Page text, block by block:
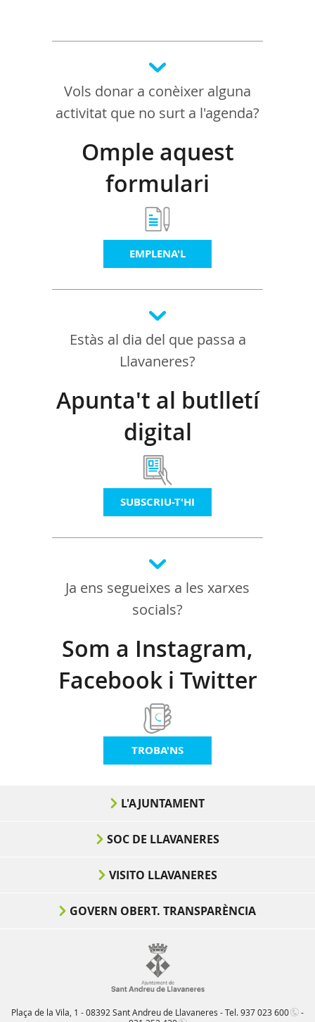
Vols donar a conèixer alguna
activitat que no surt a l'agenda?
Omple aquest
formulari
EMPLENA'L
Estàs al dia del que passa a
Llavaneres?
Apunta't al butlletí
digital
SUBSCRIU-T'HI
Ja ens segueixes a les xarxes
socials?
Som a Instagram,
Facebook i Twitter
TROBA'NS
L'AJUNTAMENT
SOC DE LLAVANERES
VISITO LLAVANERES
GOVERN OBERT. TRANSPARÈNCIA
Plaça de la Vila, 1 - 08392 Sant Andreu de Llavaneres - Tel.937 023 600
-